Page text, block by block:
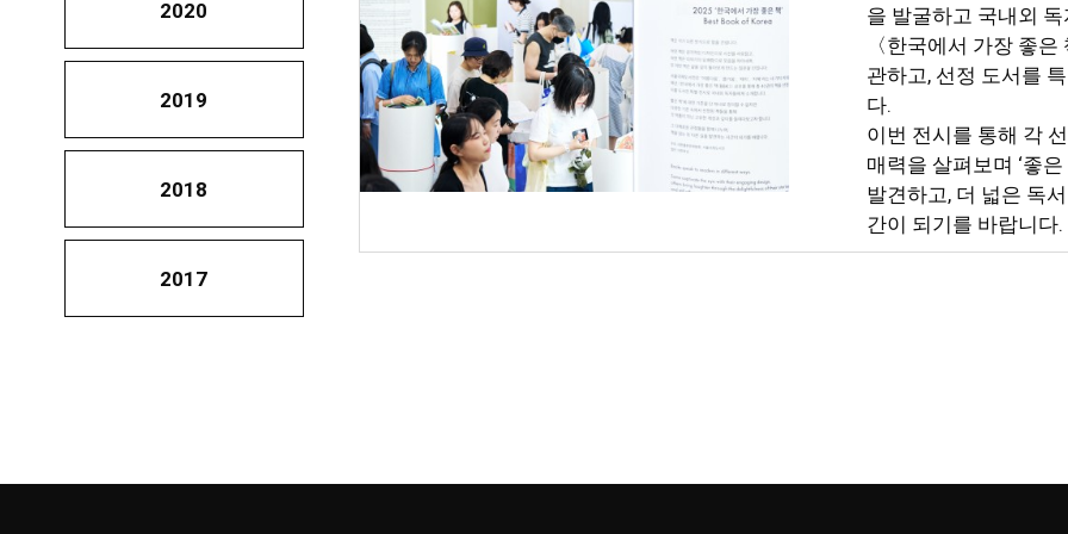
2020
2019
2018
2017
을 발굴하고 국내외
〈한국에서 가장 좋
관하고, 선정 도서를
다.
이번 전시를 통해 각
매력을 살펴보며 ‘좋
발견하고, 더 넓은 독
간이 되기를 바랍니다.